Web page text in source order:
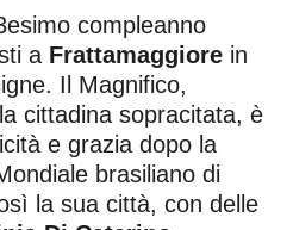
compleanno
a Frattamaggiore in
Il Magnifico,
cittadina sopracitata, è
e grazia dopo la
brasiliano di
la sua città, con delle